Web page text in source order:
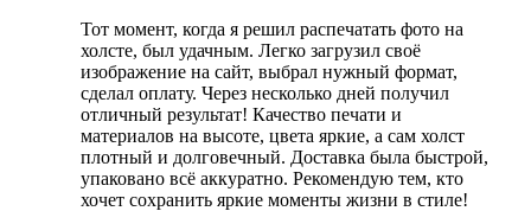
Тот момент, когда я решил распечатать фото на
холсте, был удачным. Легко загрузил своё
изображение на сайт, выбрал нужный формат,
сделал оплату. Через несколько дней получил
отличный результат! Качество печати и
материалов на высоте, цвета яркие, а сам холст
плотный и долговечный. Доставка была быстрой,
упаковано всё аккуратно. Рекомендую тем, кто
хочет сохранить яркие моменты жизни в стиле!